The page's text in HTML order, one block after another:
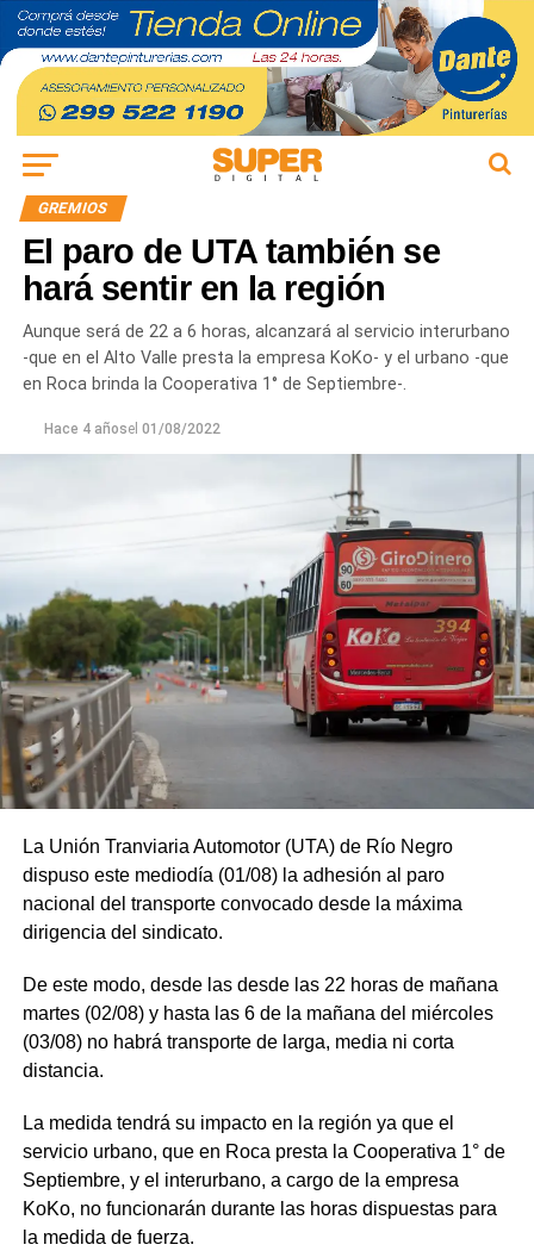
GREMIOS
El paro de UTA también se
hará sentir en la región
Aunque será de 22 a 6 horas, alcanzará al servicio interurbano
-que en el Alto Valle presta la empresa KoKo- y el urbano -que
en Roca brinda la Cooperativa 1° de Septiembre-.
Hace 4 añosel 01/08/2022
La Unión Tranviaria Automotor (UTA) de Río Negro
dispuso este mediodía (01/08) la adhesión al paro
nacional del transporte convocado desde la máxima
dirigencia del sindicato.
De este modo, desde las desde las 22 horas de mañana
martes (02/08) y hasta las 6 de la mañana del miércoles
(03/08) no habrá transporte de larga, media ni corta
distancia.
La medida tendrá su impacto en la región ya que el
servicio urbano, que en Roca presta la Cooperativa 1° de
Septiembre, y el interurbano, a cargo de la empresa
KoKo, no funcionarán durante las horas dispuestas para
la medida de fuerza.